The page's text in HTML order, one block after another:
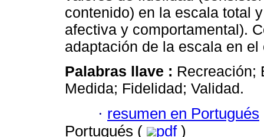
contenido) en la escala total
afectiva y comportamental).
adaptación de la escala en
Palabras llave : Recreación;
Medida; Fidelidad; Validad.
· resumen en Portugués
Portugués (
pdf )